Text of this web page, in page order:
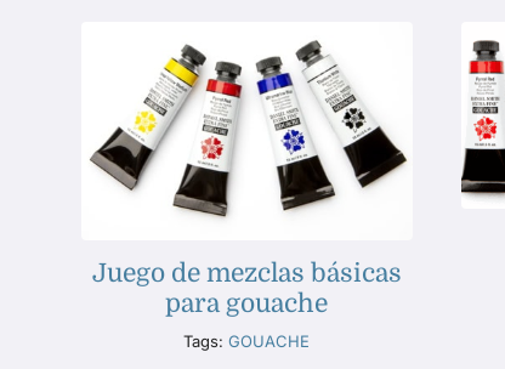
Juego de mezclas básicas
para gouache
Tags:GOUACHE